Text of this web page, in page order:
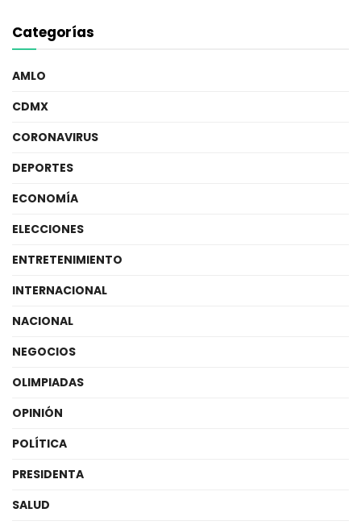
Categorías
AMLO
CDMX
CORONAVIRUS
DEPORTES
ECONOMÍA
ELECCIONES
ENTRETENIMIENTO
INTERNACIONAL
NACIONAL
NEGOCIOS
OLIMPIADAS
OPINIÓN
POLÍTICA
PRESIDENTA
SALUD